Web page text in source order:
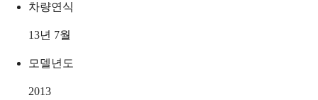
차량연식
13년 7월
모델년도
2013